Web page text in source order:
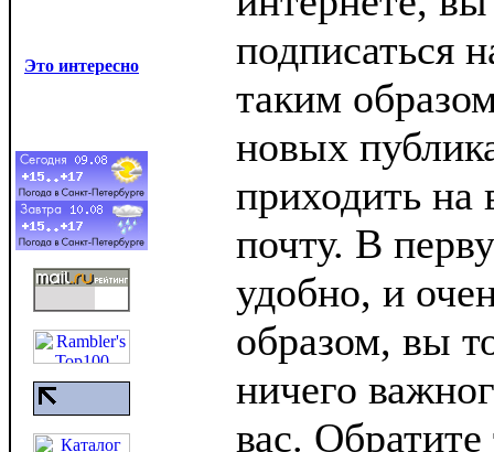
Это интересно
подписаться
таким
новых
приходить на
почту. В
удобно, и
образом, вы
ничего
вас.